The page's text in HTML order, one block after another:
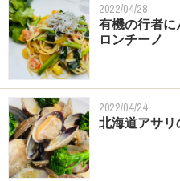
2022/04/28
有機の行者に
ロンチーノ
2022/04/24
北海道アサリ